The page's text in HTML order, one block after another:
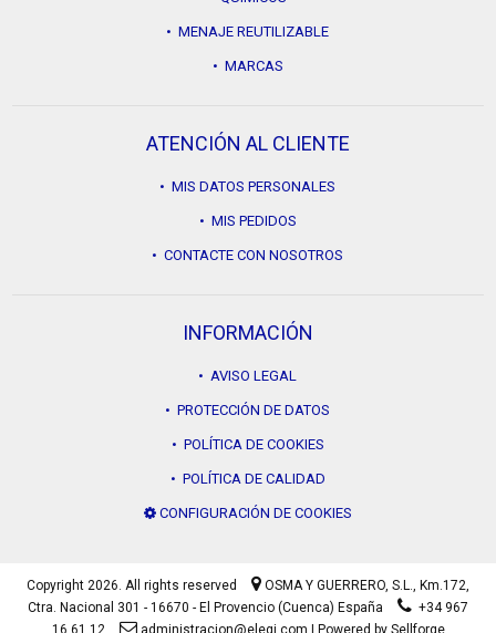
• MENAJE REUTILIZABLE
• MARCAS
ATENCIÓN AL CLIENTE
• MIS DATOS PERSONALES
• MIS PEDIDOS
• CONTACTE CON NOSOTROS
INFORMACIÓN
• AVISO LEGAL
• PROTECCIÓN DE DATOS
• POLÍTICA DE COOKIES
• POLÍTICA DE CALIDAD
CONFIGURACIÓN DE COOKIES
Copyright 2026. All rights reserved OSMA Y GUERRERO, S.L., Km.172,
Ctra. Nacional 301 - 16670 - El Provencio (Cuenca) España
+34 967